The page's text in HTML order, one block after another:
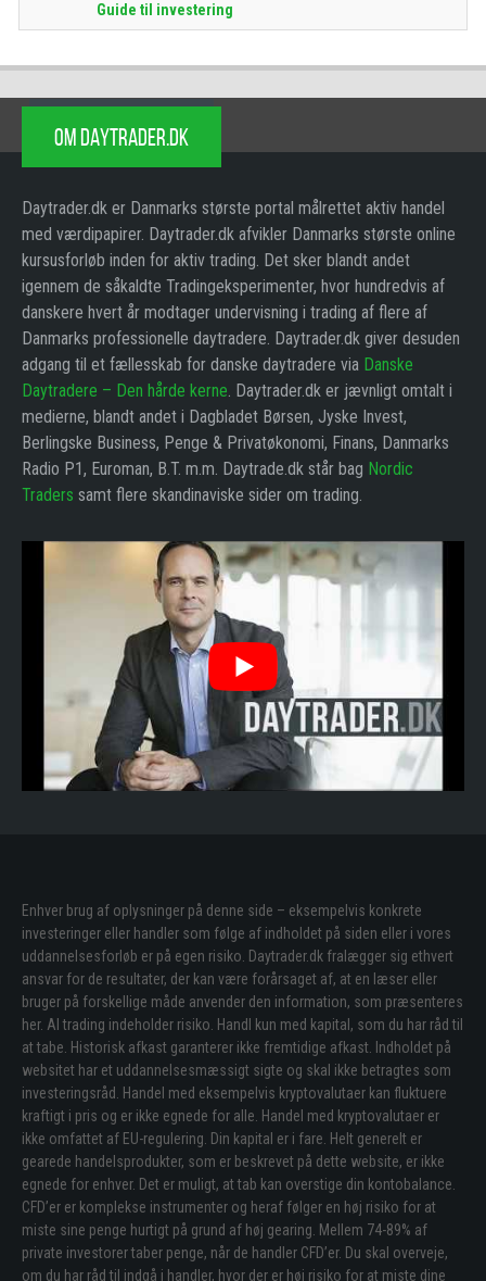
Guide til investering
OM DAYTRADER.DK
Daytrader.dk er Danmarks største portal målrettet aktiv handel
med værdipapirer. Daytrader.dk afvikler Danmarks største online
kursusforløb inden for aktiv trading. Det sker blandt andet
igennem de såkaldte Tradingeksperimenter, hvor hundredvis af
danskere hvert år modtager undervisning i trading af flere af
Danmarks professionelle daytradere. Daytrader.dk giver desuden
adgang til et fællesskab for danske daytradere via Danske
Daytradere – Den hårde kerne. Daytrader.dk er jævnligt omtalt i
medierne, blandt andet i Dagbladet Børsen, Jyske Invest,
Berlingske Business, Penge & Privatøkonomi, Finans, Danmarks
Radio P1, Euroman, B.T. m.m. Daytrade.dk står bag Nordic
Traders samt flere skandinaviske sider om trading.
Enhver brug af oplysninger på denne side – eksempelvis konkrete
investeringer eller handler som følge af indholdet på siden eller i vores
uddannelsesforløb er på egen risiko. Daytrader.dk fralægger sig ethvert
ansvar for de resultater, der kan være forårsaget af, at en læser eller
bruger på forskellige måde anvender den information, som præsenteres
her. Al trading indeholder risiko. Handl kun med kapital, som du har råd til
at tabe. Historisk afkast garanterer ikke fremtidige afkast. Indholdet på
websitet har et uddannelsesmæssigt sigte og skal ikke betragtes som
investeringsråd. Handel med eksempelvis kryptovalutaer kan fluktuere
kraftigt i pris og er ikke egnede for alle. Handel med kryptovalutaer er
ikke omfattet af EU-regulering. Din kapital er i fare. Helt generelt er
gearede handelsprodukter, som er beskrevet på dette website, er ikke
egnede for enhver. Det er muligt, at tab kan overstige din kontobalance.
CFD’er er komplekse instrumenter og heraf følger en høj risiko for at
miste sine penge hurtigt på grund af høj gearing. Mellem 74-89% af
private investorer taber penge, når de handler CFD’er. Du skal overveje,
om du har råd til indgå i handler, hvor der er høj risiko for at miste dine